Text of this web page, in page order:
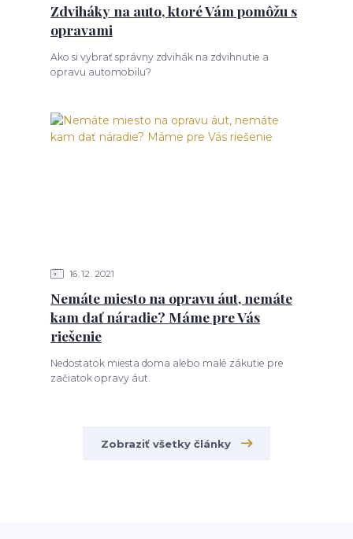
Zdviháky na auto, ktoré Vám pomôžu s
opravami
Ako si vybrať správny zdvihák na zdvihnutie a
opravu automobilu?
16 12 2021
Nemáte miesto na opravu áut, nemáte
kam dať náradie? Máme pre Vás
riešenie
Nedostatok miesta doma alebo malé zákutie pre
začiatok opravy áut.
Zobraziť všetky články